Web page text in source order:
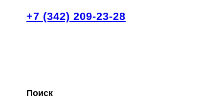
+7 (342) 209-23-28
Поиск